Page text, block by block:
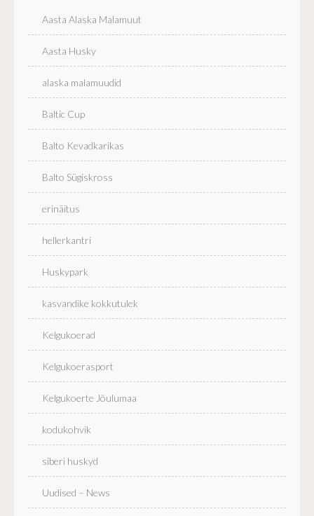
Aasta Alaska Malamuut
Aasta Husky
alaska malamuudid
Baltic Cup
Balto Kevadkarikas
Balto Sügiskross
erinäitus
hellerkantri
Huskypark
kasvandike kokkutulek
Kelgukoerad
Kelgukoerasport
Kelgukoerte Jõulumaa
kodukohvik
siberi huskyd
Uudised – News